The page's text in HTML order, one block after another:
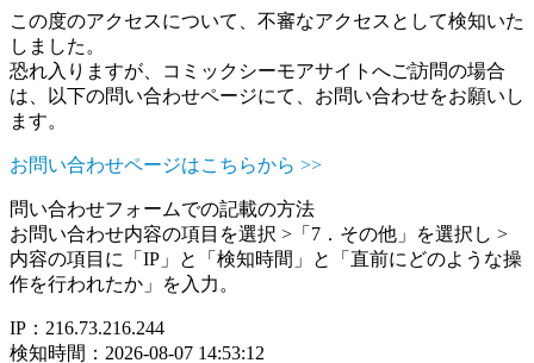
この度のアクセスについて、不審なアクセスとして検知いた
しました。
恐れ入りますが、コミックシーモアサイトへご訪問の場合
は、以下の問い合わせページにて、お問い合わせをお願いし
ます。
お問い合わせページはこちらから >>
問い合わせフォームでの記載の方法
お問い合わせ内容の項目を選択 >「7．その他」を選択し >
内容の項目に「IP」と「検知時間」と「直前にどのような操
作を行われたか」を入力。
IP：216.73.216.244
検知時間：2026-08-07 14:53:12